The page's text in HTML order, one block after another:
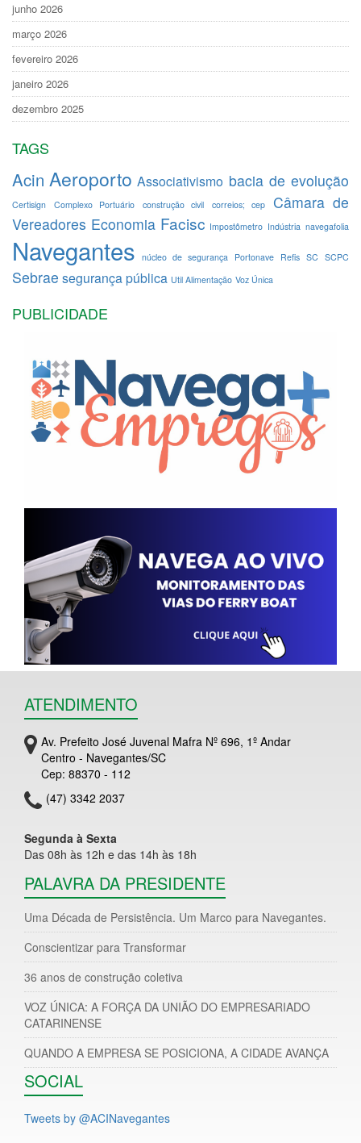
junho 2026
março 2026
fevereiro 2026
janeiro 2026
dezembro 2025
TAGS
Acin Aeroporto Associativismo bacia de evolução
Certisign Complexo Portuário construção civil correios; cep
Câmara de
Vereadores Economia Facisc Impostômetro Indústria navegafolia
Navegantes núcleo de segurança Portonave Refis SC SCPC
Sebrae segurança pública Util Alimentação Voz Única
PUBLICIDADE
ATENDIMENTO
Av. Prefeito José Juvenal Mafra Nº 696, 1º Andar
Centro - Navegantes/SC
Cep: 88370 - 112
(47) 3342 2037
Segunda à Sexta
Das 08h às 12h e das 14h às 18h
PALAVRA DA PRESIDENTE
Uma Década de Persistência. Um Marco para Navegantes.
Conscientizar para Transformar
36 anos de construção coletiva
VOZ ÚNICA: A FORÇA DA UNIÃO DO EMPRESARIADO
CATARINENSE
QUANDO A EMPRESA SE POSICIONA, A CIDADE AVANÇA
SOCIAL
Tweets by @ACINavegantes